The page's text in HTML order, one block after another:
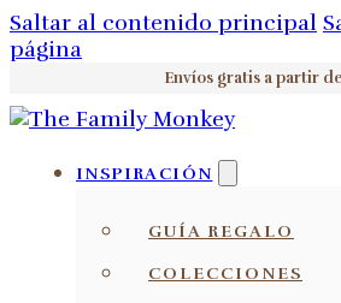
Saltar al contenido principal
página
Envíos gratis a partir
INSPIRACIÓN
GUÍA REGALO
COLECCIONES